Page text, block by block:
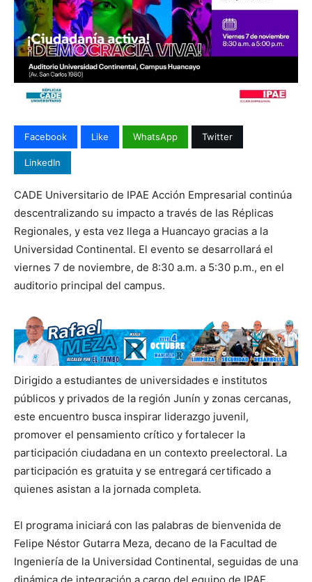
Facebook Like WhatsApp Twitter
LinkedIn
CADE Universitario de IPAE Acción Empresarial continúa
descentralizando su impacto a través de las Réplicas
Regionales, y esta vez llega a Huancayo gracias a la
Universidad Continental. El evento se desarrollará el
viernes 7 de noviembre, de 8:30 a.m. a 5:30 p.m., en el
auditorio principal del campus.
Dirigido a estudiantes de universidades e institutos
públicos y privados de la región Junín y zonas cercanas,
este encuentro busca inspirar liderazgo juvenil,
promover el pensamiento crítico y fortalecer la
participación ciudadana en un contexto preelectoral. La
participación es gratuita y se entregará certificado a
quienes asistan a la jornada completa.
El programa iniciará con las palabras de bienvenida de
Felipe Néstor Gutarra Meza, decano de la Facultad de
Ingeniería de la Universidad Continental, seguidas de una
dinámica de integración a cargo del equipo de IPAE.